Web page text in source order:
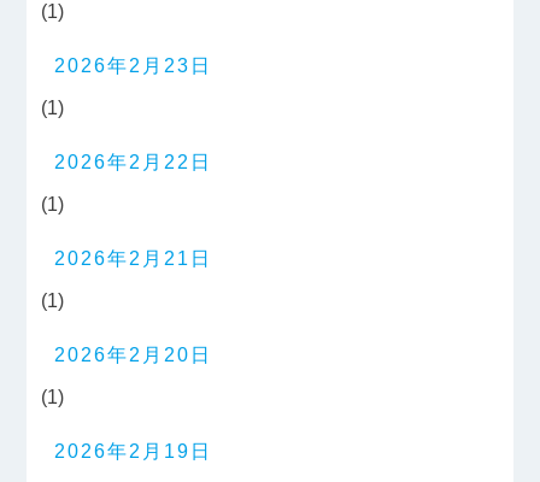
(1)
2026年2月23日
(1)
2026年2月22日
(1)
2026年2月21日
(1)
2026年2月20日
(1)
2026年2月19日